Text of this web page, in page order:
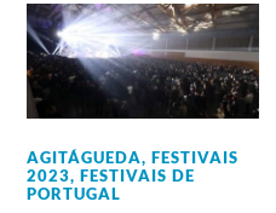
AGITÁGUEDA,FESTIVAIS
2023,FESTIVAIS DE
PORTUGAL